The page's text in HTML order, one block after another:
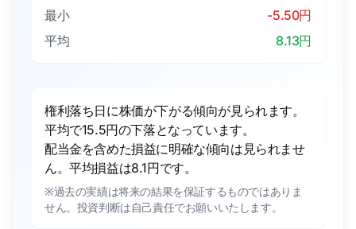
最小
-5.50円
平均
8.13円
権利落ち日に株価が下がる傾向が見られます。
平均で15.5円の下落となっています。
配当金を含めた損益に明確な傾向は見られませ
ん。平均損益は8.1円です。
※過去の実績は将来の結果を保証するものではありま
せん。投資判断は自己責任でお願いいたします。